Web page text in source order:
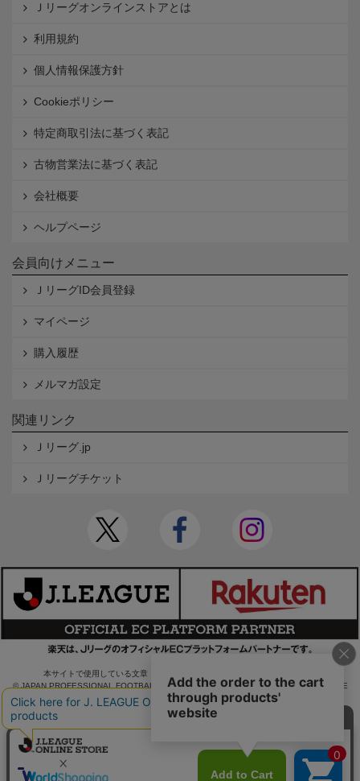
Ｊリーグオンラインストアとは
利用規約
個人情報保護方針
Cookieポリシー
特定商取引法に基づく表記
古物営業法に基づく表記
会社概要
ヘルプページ
会員向けメニュー
ＪリーグID会員登録
マイページ
購入履歴
メルマガ設定
関連リンク
Ｊリーグ.jp
Ｊリーグチケット
本サイトで使用している文章・画像等の無断での複製・転載を禁止します。
© JAPAN PROFESSIONAL FOOTBALL LEAGUE Rakuten Group, Inc. ALL RIGHTS RE
SERVED.